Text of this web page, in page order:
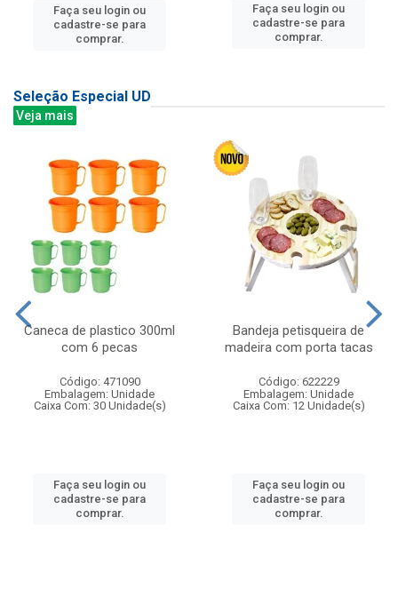
Faça seu login ou
cadastre-se para
comprar.
Faça seu login ou
cadastre-se para
comprar.
Seleção Especial UD
Veja mais
Caneca de plastico 300ml
com 6 pecas
Código: 471090
Embalagem: Unidade
Caixa Com: 30 Unidade(s)
Faça seu login ou
cadastre-se para
comprar.
Bandeja petisqueira de
madeira com porta tacas
Código: 622229
Embalagem: Unidade
Caixa Com: 12 Unidade(s)
Faça seu login ou
cadastre-se para
comprar.